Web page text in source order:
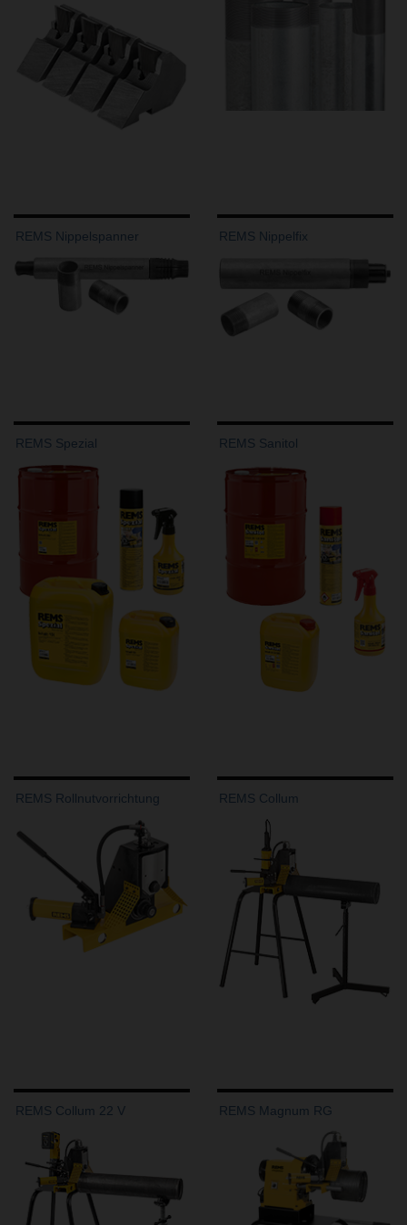
REMS Nippelspanner REMS Nippelfix
REMS Spezial REMS Sanitol
REMS Rollnutvorrichtung REMS Collum
REMS Collum 22 V REMS Magnum RG